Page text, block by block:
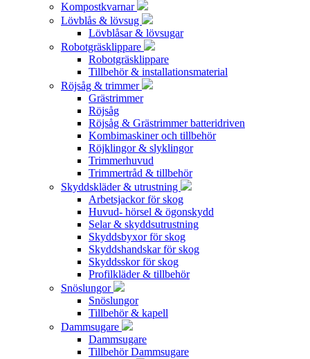
Kompostkvarnar
Lövblås & lövsug
Lövblåsar & lövsugar
Robotgräsklippare
Robotgräsklippare
Tillbehör & installationsmaterial
Röjsåg & trimmer
Grästrimmer
Röjsåg
Röjsåg & Grästrimmer batteridriven
Kombimaskiner och tillbehör
Röjklingor & slyklingor
Trimmerhuvud
Trimmertråd & tillbehör
Skyddskläder & utrustning
Arbetsjackor för skog
Huvud- hörsel & ögonskydd
Selar & skyddsutrustning
Skyddsbyxor för skog
Skyddshandskar för skog
Skyddsskor för skog
Profilkläder & tillbehör
Snöslungor
Snöslungor
Tillbehör & kapell
Dammsugare
Dammsugare
Tillbehör Dammsugare